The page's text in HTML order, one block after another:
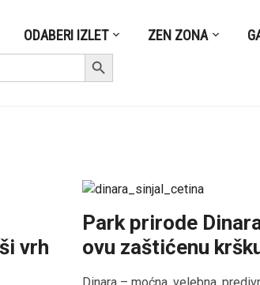
ODABERI IZLET ZEN ZONA
Search Button
vrh
Park prirode
ovu zaštićenu